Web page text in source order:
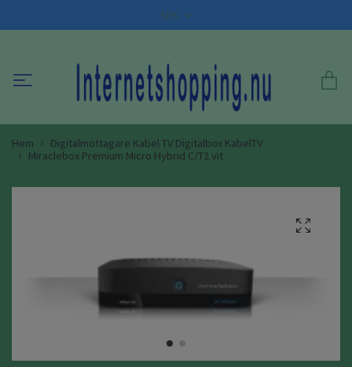
SEK
Hem
Digitalmottagare Kabel TV Digitalbox KabelTV
Miraclebox Premium Micro Hybrid C/T2 vit